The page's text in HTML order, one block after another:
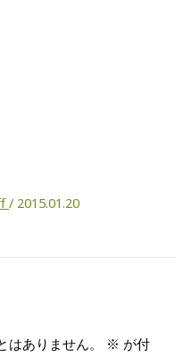
/ 2015.01.20
ありません。 ※ が付